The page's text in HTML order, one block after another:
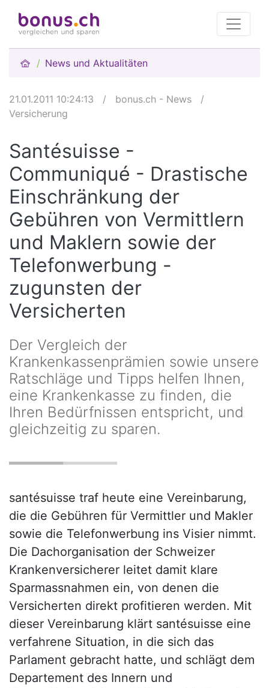
News und Aktualitäten
21.01.2011 10:24:13 / bonus.ch - News
/
Versicherung
Santésuisse -
Communiqué - Drastische
Einschränkung der
Gebühren von Vermittlern
und Maklern sowie der
Telefonwerbung -
zugunsten der
Versicherten
Der Vergleich der
Krankenkassenprämien sowie unsere
Ratschläge und Tipps helfen Ihnen,
eine Krankenkasse zu finden, die
Ihren Bedürfnissen entspricht, und
gleichzeitig zu sparen.
santésuisse traf heute eine Vereinbarung,
die die Gebühren für Vermittler und Makler
sowie die Telefonwerbung ins Visier nimmt.
Die Dachorganisation der Schweizer
Krankenversicherer leitet damit klare
Sparmassnahmen ein, von denen die
Versicherten direkt profitieren werden. Mit
dieser Vereinbarung klärt santésuisse eine
verfahrene Situation, in die sich das
Parlament gebracht hatte, und schlägt dem
Departement des Innern und